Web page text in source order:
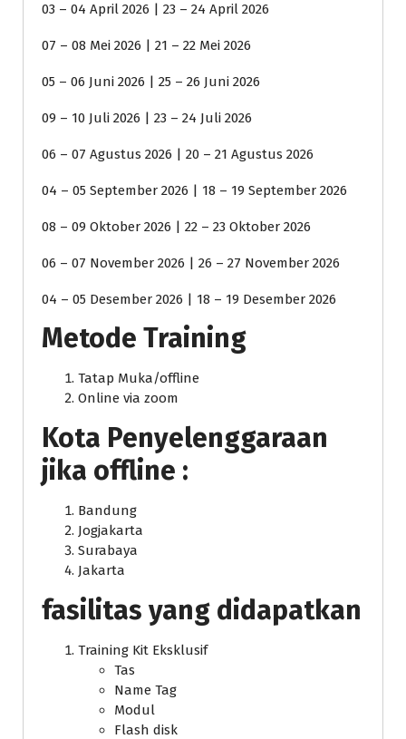
03 – 04 April 2026 | 23 – 24 April 2026
07 – 08 Mei 2026 | 21 – 22 Mei 2026
05 – 06 Juni 2026 | 25 – 26 Juni 2026
09 – 10 Juli 2026 | 23 – 24 Juli 2026
06 – 07 Agustus 2026 | 20 – 21 Agustus 2026
04 – 05 September 2026 | 18 – 19 September 2026
08 – 09 Oktober 2026 | 22 – 23 Oktober 2026
06 – 07 November 2026 | 26 – 27 November 2026
04 – 05 Desember 2026 | 18 – 19 Desember 2026
Metode Training
Tatap Muka/offline
Online via zoom
Kota Penyelenggaraan
jika offline :
Bandung
Jogjakarta
Surabaya
Jakarta
fasilitas yang didapatkan
Training Kit Eksklusif
Tas
Name Tag
Modul
Flash disk